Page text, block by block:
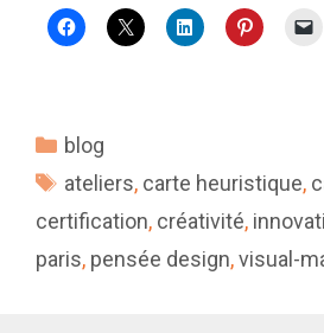
Catégories
blog
Étiquettes
ateliers, carte heuristique,
certification, créativité,
paris, pensée design,visual-